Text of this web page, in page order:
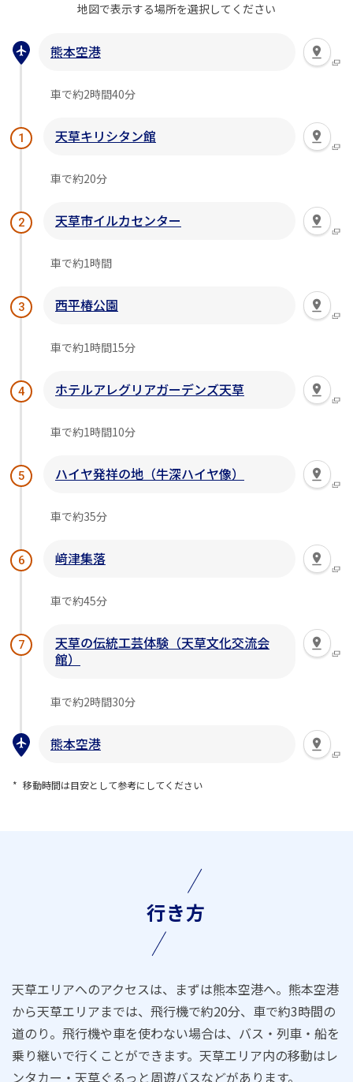
地図で表示する場所を選択してください
熊本空港
車で約2時間40分
1 天草キリシタン館
車で約20分
2 天草市イルカセンター
車で約1時間
3 西平椿公園
車で約1時間15分
4 ホテルアレグリアガーデンズ天草
車で約1時間10分
5 ハイヤ発祥の地（牛深ハイヤ像）
車で約35分
6 﨑津集落
車で約45分
7
天草の伝統工芸体験（天草文化交流会
館）
車で約2時間30分
熊本空港
移動時間は目安として参考にしてください
行き方
天草エリアへのアクセスは、まずは熊本空港へ。熊本空港
から天草エリアまでは、飛行機で約20分、車で約3時間の
道のり。飛行機や車を使わない場合は、バス・列車・船を
乗り継いで行くことができます。天草エリア内の移動はレ
ンタカー・天草ぐるっと周遊バスなどがあります。